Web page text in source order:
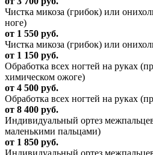
Чистка микоза (грибок) или
ноге)
от 1 550 руб.
Чистка микоза (грибок) или
от 1 150 руб.
Обработка всех ногтей на руках
химическом ожоге)
от 4 500 руб.
Обработка всех ногтей на руках
от 8 400 руб.
Индивидуальный ортез
маленькими пальцами)
от 1 850 руб.
Индивидуальный ортез